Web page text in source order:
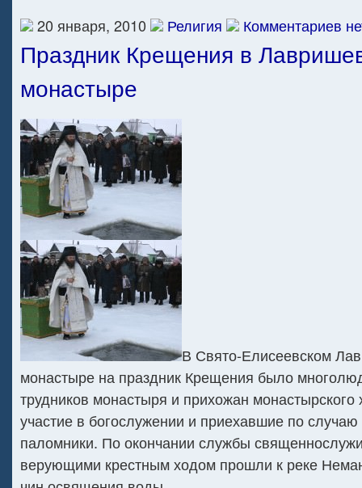
20 января, 2010
Религия Комментариев
Праздник Крещения в
монастыре
В Свято-Елисеевском
монастыре на праздник Крещения было
трудников монастыря и прихожан
участие в богослужении и приехавшие по случаю
паломники. По окончании службы
верующими крестным ходом прошли к реке